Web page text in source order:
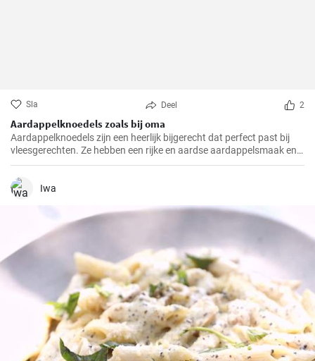
Sla Deel 2
Aardappelknoedels zoals bij oma
Aardappelknoedels zijn een heerlijk bijgerecht dat perfect past bij
vleesgerechten. Ze hebben een rijke en aardse aardappelsmaak en
zijn heerlijk luchtig. Deze knoedels zijn een traditioneel gerecht dat in
veel Europese landen, vooral in Duitsland, geliefd is.
Iwa